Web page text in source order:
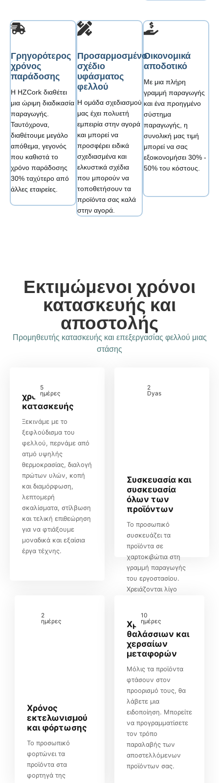
Γρηγορότερος
χρόνος
παράδοσης
Η HZCork διαθέτει
μια ώριμη διαδικασία
παραγωγής.
Ταυτόχρονα,
διαθέτουμε μεγάλο
απόθεμα, γεγονός
που καθιστά το
χρόνο παράδοσης
30% ταχύτερο από
άλλες εταιρείες.
Προσαρμοσμένο
σχέδιο
υφάσματος
φελλού
Η ομάδα σχεδιασμού
μας έχει πολυετή
εμπειρία στην αγορά
και μπορεί να
προσφέρει ειδικά
σχεδιασμένα και
ελκυστικά σχέδια
που μπορούν να
τοποθετήσουν τα
προϊόντα σας καλά
στην αγορά.
Οικονομικά
αποδοτικό
Με μια πλήρη
γραμμή παραγωγής
και ένα προηγμένο
σύστημα
παραγωγής, η
συνολική μας τιμή
μπορεί να σας
εξοικονομήσει 30% -
50% του κόστους.
Εκτιμώμενοι χρόνοι
κατασκευής και
αποστολής
Προμηθευτής κατασκευής και επεξεργασίας φελλού μιας
στάσης
5
ημέρες
χρόνος
κατασκευής
Ξεκινάμε με το
ξεφλούδισμα του
φελλού, περνάμε από
ατμό υψηλής
θερμοκρασίας, διαλογή
πρώτων υλών, κοπή
και διαμόρφωση,
λεπτομερή
σκαλίσματα, στίλβωση
και τελική επιθεώρηση
για να φτιάξουμε
μοναδικά και εξαίσια
έργα τέχνης.
2
Dyas
Συσκευασία και
συσκευασία
όλων των
προϊόντων
Το προσωπικό
συσκευάζει τα
προϊόντα σε
χαρτοκιβώτια στη
γραμμή παραγωγής
του εργοστασίου.
Χρειάζονται λίγο
2
ημέρες
Χρόνος
εκτελωνισμού
και φόρτωσης
Το προσωπικό
φορτώνει τα
προϊόντα στα
φορτηγά της
10
ημέρες
Χρόνος
θαλάσσιων και
χερσαίων
μεταφορών
Μόλις τα προϊόντα
φτάσουν στον
προορισμό τους, θα
λάβετε μια
ειδοποίηση. Μπορείτε
να προγραμματίσετε
τον τρόπο
παραλαβής των
αποστελλόμενων
προϊόντων σας.